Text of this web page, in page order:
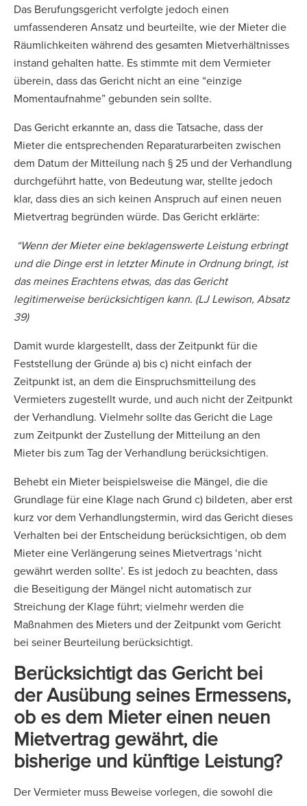
Das Berufungsgericht verfolgte jedoch einen
umfassenderen Ansatz und beurteilte, wie der Mieter die
Räumlichkeiten während des gesamten Mietverhältnisses
instand gehalten hatte. Es stimmte mit dem Vermieter
überein, dass das Gericht nicht an eine “einzige
Momentaufnahme” gebunden sein sollte.
Das Gericht erkannte an, dass die Tatsache, dass der
Mieter die entsprechenden Reparaturarbeiten zwischen
dem Datum der Mitteilung nach § 25 und der Verhandlung
durchgeführt hatte, von Bedeutung war, stellte jedoch
klar, dass dies an sich keinen Anspruch auf einen neuen
Mietvertrag begründen würde. Das Gericht erklärte:
“Wenn der Mieter eine beklagenswerte Leistung erbringt
und die Dinge erst in letzter Minute in Ordnung bringt, ist
das meines Erachtens etwas, das das Gericht
legitimerweise berücksichtigen kann. (LJ Lewison, Absatz
39)
Damit wurde klargestellt, dass der Zeitpunkt für die
Feststellung der Gründe a) bis c) nicht einfach der
Zeitpunkt ist, an dem die Einspruchsmitteilung des
Vermieters zugestellt wurde, und auch nicht der Zeitpunkt
der Verhandlung. Vielmehr sollte das Gericht die Lage
zum Zeitpunkt der Zustellung der Mitteilung an den
Mieter bis zum Tag der Verhandlung berücksichtigen.
Behebt ein Mieter beispielsweise die Mängel, die die
Grundlage für eine Klage nach Grund c) bildeten, aber erst
kurz vor dem Verhandlungstermin, wird das Gericht dieses
Verhalten bei der Entscheidung berücksichtigen, ob dem
Mieter eine Verlängerung seines Mietvertrags ‘nicht
gewährt werden sollte’. Es ist jedoch zu beachten, dass
die Beseitigung der Mängel nicht automatisch zur
Streichung der Klage führt; vielmehr werden die
Maßnahmen des Mieters und der Zeitpunkt vom Gericht
bei seiner Beurteilung berücksichtigt.
Berücksichtigt das Gericht bei
der Ausübung seines Ermessens,
ob es dem Mieter einen neuen
Mietvertrag gewährt, die
bisherige und künftige Leistung?
Der Vermieter muss Beweise vorlegen, die sowohl die